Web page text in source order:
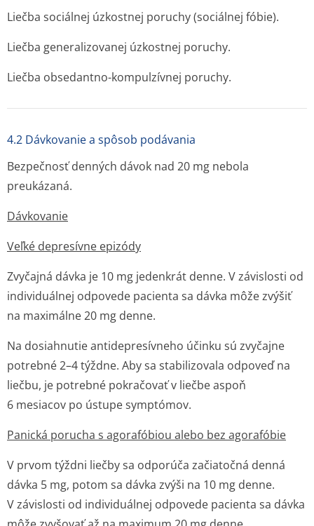
Liečba sociálnej úzkostnej poruchy (sociálnej fóbie).
Liečba generalizovanej úzkostnej poruchy.
Liečba obsedantno-kompulzívnej poruchy.
4.2 Dávkovanie a spôsob podávania
Bezpečnosť denných dávok nad 20 mg nebola
preukázaná.
Dávkovanie
Veľké depresívne epizódy
Zvyčajná dávka je 10 mg jedenkrát denne. V závislosti od
individuálnej odpovede pacienta sa dávka môže zvýšiť
na maximálne 20 mg denne.
Na dosiahnutie antidepresívneho účinku sú zvyčajne
potrebné 2–4 týždne. Aby sa stabilizovala odpoveď na
liečbu, je potrebné pokračovať v liečbe aspoň
6 mesiacov po ústupe symptómov.
Panická porucha s agorafóbiou alebo bez agorafóbie
V prvom týždni liečby sa odporúča začiatočná denná
dávka 5 mg, potom sa dávka zvýši na 10 mg denne.
V závislosti od individuálnej odpovede pacienta sa dávka